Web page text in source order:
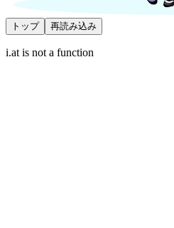
トップ 再読み込み
i.at is not a function